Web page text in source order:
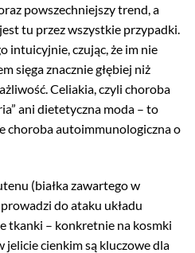
powszechniejszy trend, a
tu przez wszystkie przypadki.
intuicyjnie, czując, że im nie
sięga znacznie głębiej niż
Celiakia, czyli choroba
ani dietetyczna moda – to
choroba autoimmunologiczna o
(białka zawartego w
do ataku układu
tkanki – konkretnie na kosmki
jelicie cienkim są kluczowe dla